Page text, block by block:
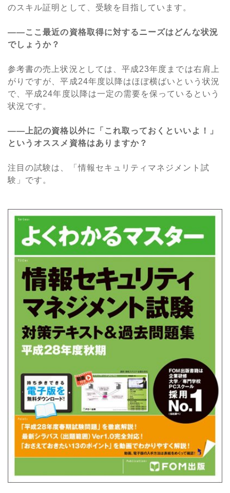
のスキル証明として、受験を目指しています。
――ここ最近の資格取得に対するニーズはどんな状況
でしょうか？
参考書の売上状況としては、平成23年度までは右肩上
がりですが、平成24年度以降はほぼ横ばいという状況
で、平成24年度以降は一定の需要を保っているという
状況です。
――上記の資格以外に「これ取っておくといいよ！」
というオススメ資格はありますか？
注目の試験は、「情報セキュリティマネジメント試
験」です。